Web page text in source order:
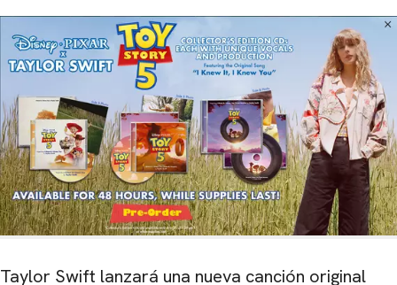
Taylor Swift lanzará una nueva canción original